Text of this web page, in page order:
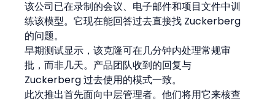
该公司已在录制的会议、电子邮件和项目文件中训
练该模型。它现在能回答过去直接找 Zuckerberg
的问题。
早期测试显示，该克隆可在几分钟内处理常规审
批，而非几天。产品团队收到的回复与
Zuckerberg 过去使用的模式一致。
此次推出首先面向中层管理者。他们将用它来核查